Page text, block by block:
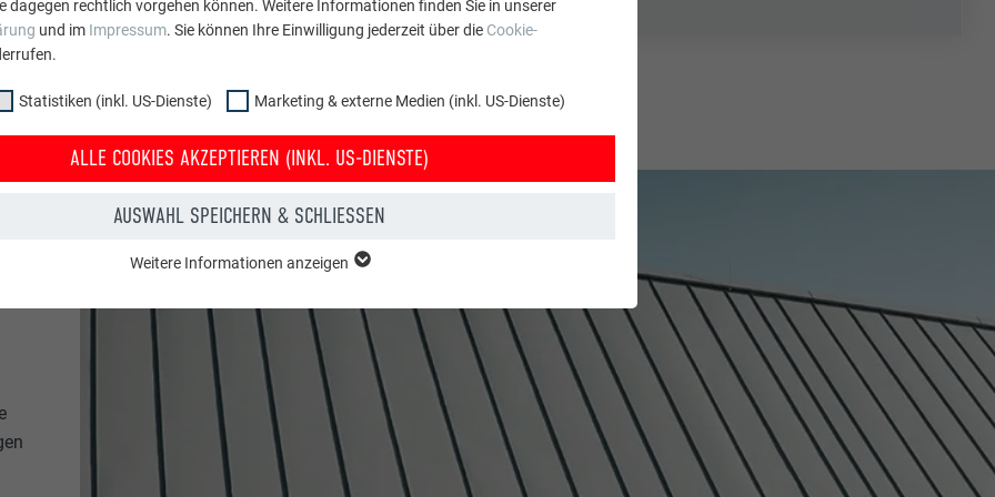
dagegen rechtlich vorgehen können. Weitere Informationen finden Sie in unserer
und im Impressum. Sie können Ihre Einwilligung jederzeit über die Cookie-
Statistiken (inkl. US-Dienste) Marketing & externe Medien (inkl. US-Dienste)
ALLE COOKIES AKZEPTIEREN (INKL. US-DIENSTE)
AUSWAHL SPEICHERN & SCHLIESSEN
die Website einwandfrei funktioniert.
Cookie-Informationen anzeigen
US-DIENSTE)
US-Dienste)"-Cookies helfen uns zu verstehen, wie die Website genutzt wird.
gesammelt, um die Nutzererfahrung der Website zu verbessern.
Weitere Informationen anzeigen